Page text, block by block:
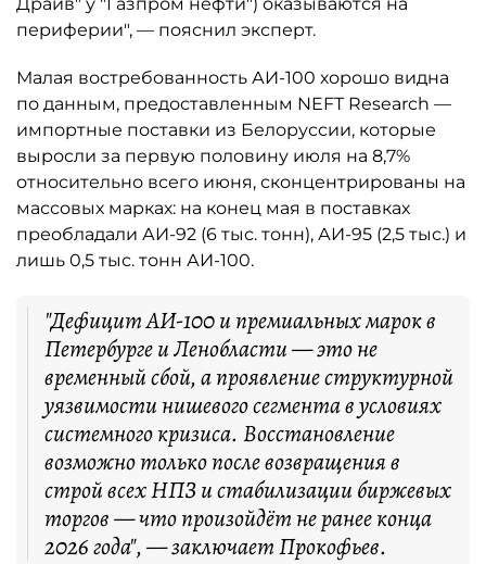
периферии", — пояснил эксперт.
Малая востребованность АИ-100 хорошо видна
по данным, предоставленным NEFT Research —
импортные поставки из Белоруссии, которые
выросли за первую половину июля на 8,7%
относительно всего июня, сконцентрированы на
массовых марках: на конец мая в поставках
преобладали АИ-92 (6 тыс. тонн), АИ-95 (2,5 тыс.) и
лишь 0,5 тыс. тонн АИ-100.
"Дефицит АИ-100 и премиальных марок в
Петербурге и Ленобласти — это не
временный сбой, а проявление структурной
уязвимости нишевого сегмента в условиях
системного кризиса. Восстановление
возможно только после возвращения в
строй всех НПЗ и стабилизации биржевых
торгов — что произойдёт не ранее конца
2026 года", — заключает Прокофьев.